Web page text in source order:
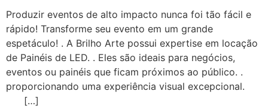
Produzir eventos de alto impacto nunca foi tão fácil e
rápido! Transforme seu evento em um grande
espetáculo! . A Brilho Arte possui expertise em locação
de Painéis de LED. . Eles são ideais para negócios,
eventos ou painéis que ficam próximos ao público. .
proporcionando uma experiência visual excepcional.
[…]